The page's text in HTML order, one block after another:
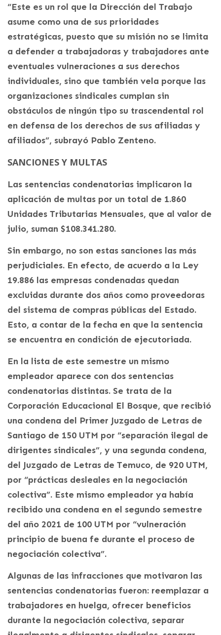
“Este es un rol que la Dirección del Trabajo
asume como una de sus prioridades
estratégicas, puesto que su misión no se limita
a defender a trabajadoras y trabajadores ante
eventuales vulneraciones a sus derechos
individuales, sino que también vela porque las
organizaciones sindicales cumplan sin
obstáculos de ningún tipo su trascendental rol
en defensa de los derechos de sus afiliadas y
afiliados”, subrayó Pablo Zenteno.
SANCIONES Y MULTAS
Las sentencias condenatorias implicaron la
aplicación de multas por un total de 1.860
Unidades Tributarias Mensuales, que al valor de
julio, suman $108.341.280.
Sin embargo, no son estas sanciones las más
perjudiciales. En efecto, de acuerdo a la Ley
19.886 las empresas condenadas quedan
excluidas durante dos años como proveedoras
del sistema de compras públicas del Estado.
Esto, a contar de la fecha en que la sentencia
se encuentra en condición de ejecutoriada.
En la lista de este semestre un mismo
empleador aparece con dos sentencias
condenatorias distintas. Se trata de la
Corporación Educacional El Bosque, que recibió
una condena del Primer Juzgado de Letras de
Santiago de 150 UTM por “separación ilegal de
dirigentes sindicales”, y una segunda condena,
del Juzgado de Letras de Temuco, de 920 UTM,
por “prácticas desleales en la negociación
colectiva”. Este mismo empleador ya había
recibido una condena en el segundo semestre
del año 2021 de 100 UTM por “vulneración
principio de buena fe durante el proceso de
negociación colectiva”.
Algunas de las infracciones que motivaron las
sentencias condenatorias fueron: reemplazar a
trabajadores en huelga, ofrecer beneficios
durante la negociación colectiva, separar